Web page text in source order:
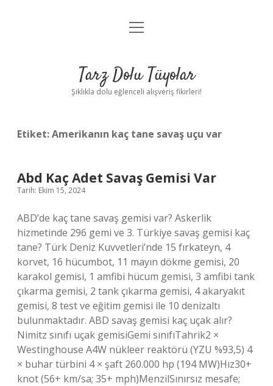
Anasayfa
Yasal Uyarı
menüyü
Tarz Dolu Tüyolar
Şıklıkla dolu eğlenceli alışveriş fikirleri!
Etiket:Amerikanın kaç tane savaş uçu var
Abd Kaç Adet Savaş Gemisi Var
Tarih: Ekim 15, 2024
ABD’de kaç tane savaş gemisi var? Askerlik
hizmetinde 296 gemi ve 3. Türkiye savaş gemisi kaç
tane? Türk Deniz Kuvvetleri’nde 15 fırkateyn, 4
korvet, 16 hücumbot, 11 mayın dökme gemisi, 20
karakol gemisi, 1 amfibi hücum gemisi, 3 amfibi tank
çıkarma gemisi, 2 tank çıkarma gemisi, 4 akaryakıt
gemisi, 8 test ve eğitim gemisi ile 10 denizaltı
bulunmaktadır. ABD savaş gemisi kaç uçak alır?
Nimitz sınıfı uçak gemisiGemi sınıfıTahrik2 ×
Westinghouse A4W nükleer reaktörü (YZU %93,5) 4
× buhar türbini 4 × şaft 260.000 hp (194 MW)Hız30+
knot (56+ km/sa; 35+ mph)MenzilSınırsız mesafe;